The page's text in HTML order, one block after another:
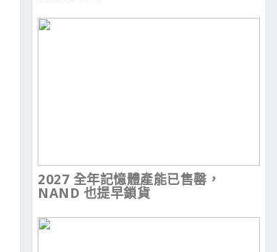
2027 全年記憶體產能已售罄，
NAND 也提早鎖貨